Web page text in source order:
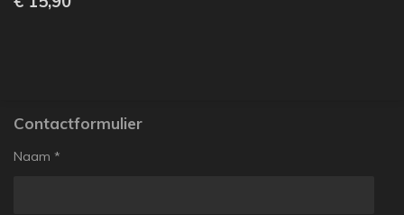
Contactformulier
Naam *